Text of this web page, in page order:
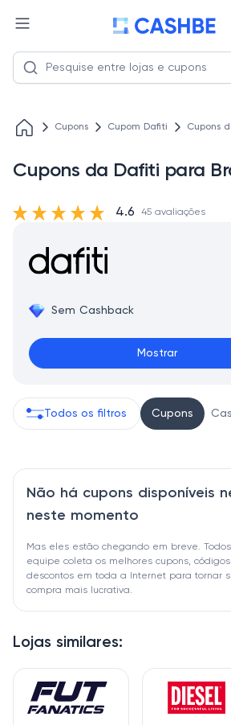
Cupons Cupom Dafiti Cupons
Cupons da Dafiti para
Sem Cashback
Mostrar
4.6 45 avaliações
Lojas similares:
Todos os filtros Cupons
Não há cupons disponíveis
neste momento
Mas eles estão chegando em breve.
equipe coleta os melhores cupons,
descontos em toda a Internet para tornar
compra mais lucrativa.